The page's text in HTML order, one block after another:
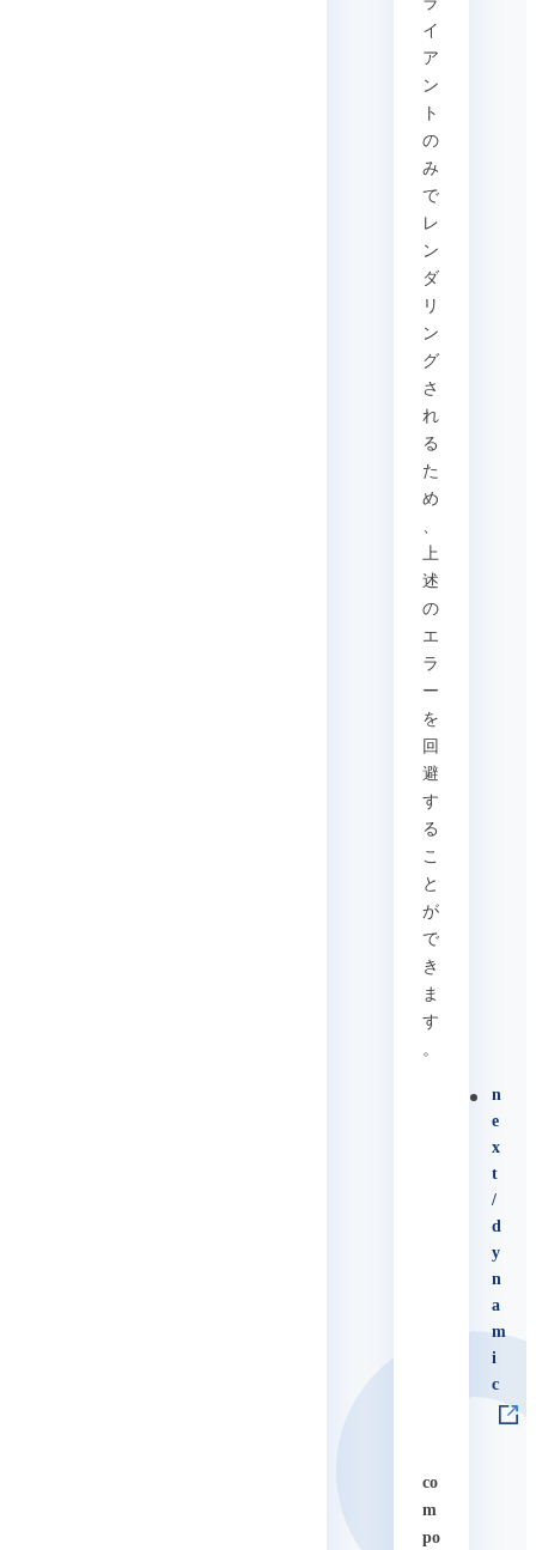
イ
ア
ン
ト
の
み
で
レ
ン
ダ
リ
ン
グ
さ
れ
る
た
め
、
上
述
の
エ
ラ
ー
を
回
避
す
る
こ
と
が
で
き
ま
す
。
n
e
x
t
/
d
y
n
a
m
i
c
co
m
po